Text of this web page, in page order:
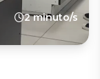
2 minuto/s